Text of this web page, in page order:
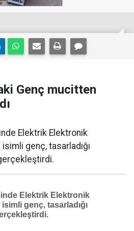
Genç mucitten
Elektrik Elektronik
genç, tasarladığı
Elektrik Elektronik
genç, tasarladığı